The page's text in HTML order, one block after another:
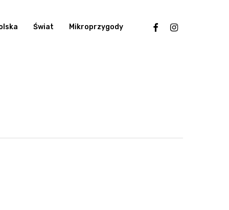
Świat Mikroprzygody facebookinstagram